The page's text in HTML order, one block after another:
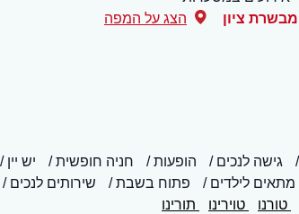
מבשרת ציון הצג על המפה
גישה לנכים הופעות חניה חופשית יש יין
מתאים לילדים פתוח בשבת
שירותים לנכים
טורנו טוירינו תורינו